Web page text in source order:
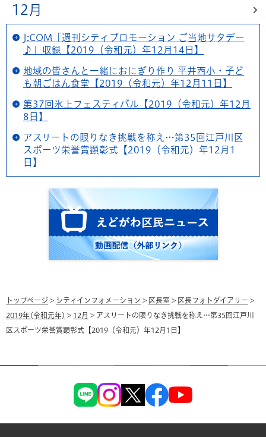
12月
J:COM「週刊シティプロモーション ご当地サタデー
♪」収録【2019（令和元）年12月14日】
地域の皆さんと一緒におにぎり作り 平井西小・子ど
も朝ごはん食堂【2019（令和元）年12月11日】
第37回氷上フェスティバル【2019（令和元）年12月
8日】
アスリートの限りなき挑戦を称え…第35回江戸川区
スポーツ栄誉賞顕彰式【2019（令和元）年12月1
日】
トップページ > シティインフォメーション > 区長室 > 区長フォトダイアリー >
2019年(令和元年) > 12月 > アスリートの限りなき挑戦を称え…第35回江戸川
区スポーツ栄誉賞顕彰式【2019（令和元）年12月1日】